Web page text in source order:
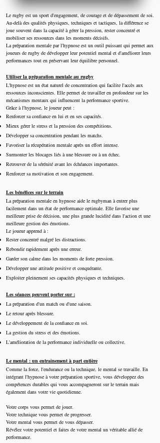
Le rugby est un sport d'engagement, de courage et de dépassement de soi.
Au-delà des qualités physiques, techniques et tactiques, la différence se
joue souvent dans la capacité à gérer la pression, rester concentré et
mobiliser ses ressources dans les moments décisifs.
La préparation mentale par l'hypnose est un outil puissant qui permet aux
joueurs de rugby de développer leur potentiel mental et d'améliorer leurs
performances tout en préservant leur équilibre personnel.
Utiliser la préparation mentale au rugby
L'hypnose est un état naturel de concentration qui facilite l'accès aux
ressources inconscientes. Elle permet de travailler en profondeur sur les
mécanismes mentaux qui influencent la performance sportive.
Grâce à l'hypnose, le joueur peut :
Renforcer sa confiance en lui et en ses capacités.
Mieux gérer le stress et la pression des compétitions.
Développer sa concentration pendant les matchs.
Favoriser la récupération mentale après un effort intense.
Surmonter les blocages liés à une blessure ou à un échec.
Retrouver de la sérénité avant les échéances importantes.
Renforcer sa motivation et son engagement.
Les bénéfices sur le terrain
La préparation mentale en hypnose aide le rugbyman à entrer plus
facilement dans un état de performance optimale. Elle favorise une
meilleure prise de décision, une plus grande lucidité dans l'action et une
meilleure gestion des émotions.
Le joueur apprend à :
Rester concentré malgré les distractions.
Rebondir rapidement après une erreur.
Garder son calme dans les moments de forte pression.
Développer une attitude positive et conquérante.
Exploiter pleinement ses capacités physiques et techniques.
Les séances peuvent porter sur :
La préparation d'un match ou d'une saison.
Le retour après blessure.
Le développement de la confiance en soi.
La gestion du stress et des émotions.
L'amélioration de la performance individuelle ou collective.
Le mental : un entraînement à part entière
Comme la force, l'endurance ou la technique, le mental se travaille. En
intégrant l'hypnose à votre préparation sportive, vous développez des
compétences durables qui vous accompagneront sur le terrain mais
également dans votre vie quotidienne.
Votre corps vous permet de jouer.
Votre technique vous permet de progresser.
Votre mental vous permet de vous dépasser.
Révélez votre potentiel et faites de votre mental un véritable allié de
performance.